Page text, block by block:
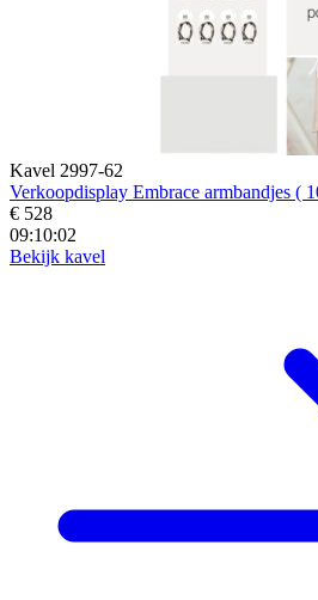
Kavel 2997-62
Verkoopdisplay Embrace armbandjes (
€ 528
09:10:00
Bekijk kavel